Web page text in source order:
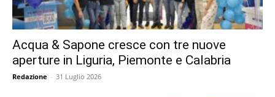
Acqua & Sapone cresce con tre nuove
aperture in Liguria, Piemonte e Calabria
Redazione - 31 Luglio 2026